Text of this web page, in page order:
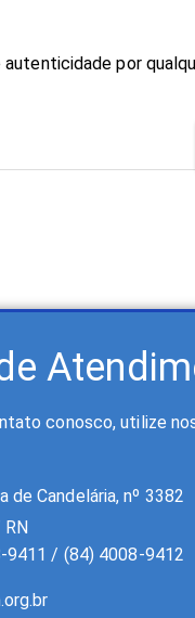
por
conosco, utilize
de Candelária, nº 3382
RN
9411 / (84) 4008-9412